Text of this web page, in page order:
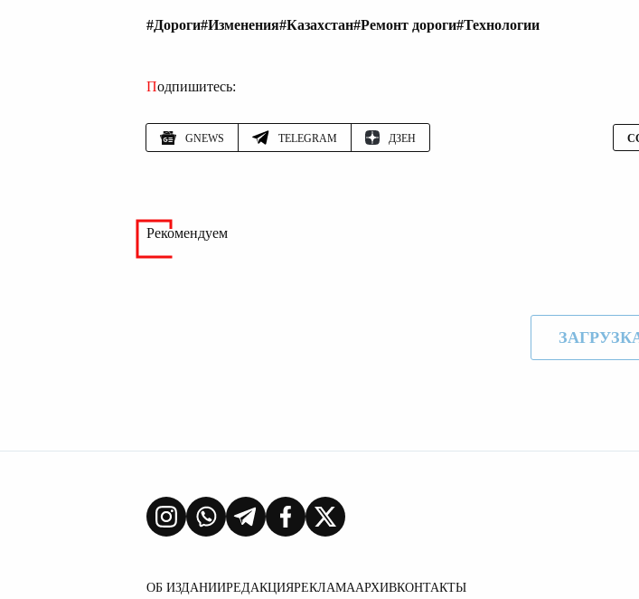
#Дороги#Изменения#Казахстан#Ремонт дороги#Технологии
Подпишитесь:
GNEWS TELEGRAM ДЗЕН
Рекомендуем
ОБ ИЗДАНИИРЕДАКЦИЯРЕКЛАМААРХИВКОНТАКТЫ